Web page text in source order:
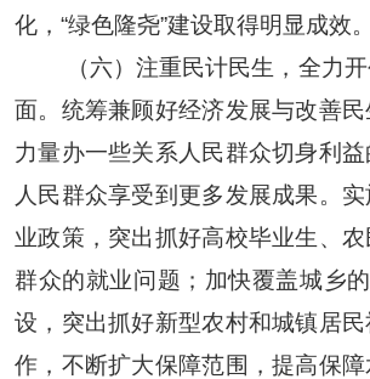
化， “绿色隆尧”建设取得明显成效。
（六）注重民计民生，全力
面。 统筹兼顾好经济发展与改善
力量办一些关系人民群众切身利
人民群众享受到更多发展成果。
业政策，突出抓好高校毕业生、
群众的就业问题；加快覆盖城乡的
设，突出抓好新型农村和城镇居
作，不断扩大保障范围，提高保障